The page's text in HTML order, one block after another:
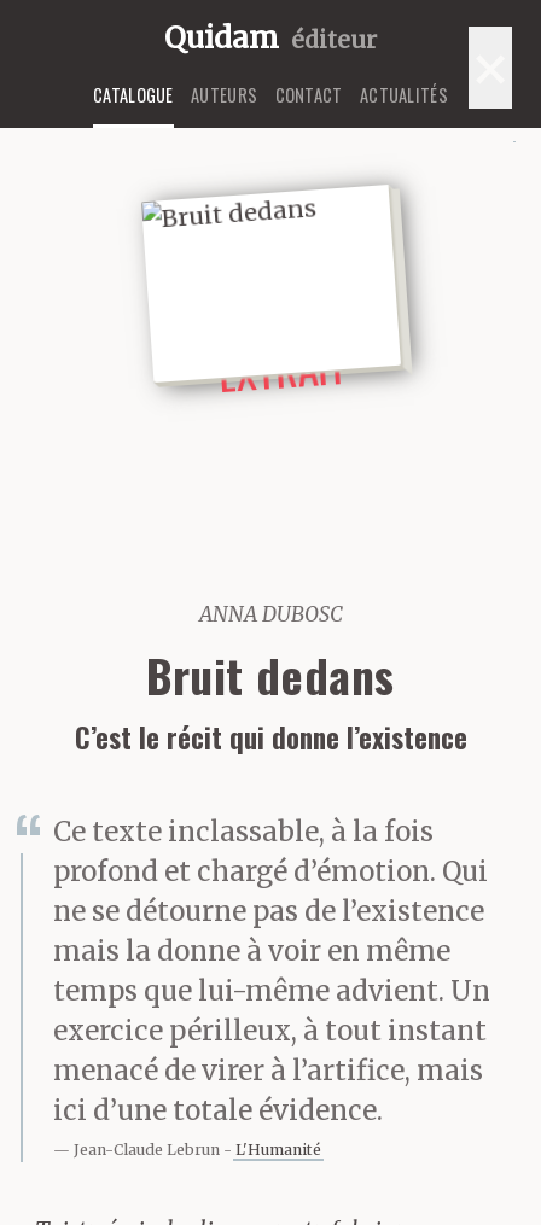
Quidam éditeur
CATALOGUE AUTEURS CONTACT ACTUALITÉS
EXTRAIT
ANNA DUBOSC
Bruit dedans
C’est le récit qui donne l’existence
Ce texte inclassable, à la fois
profond et chargé d’émotion. Qui
ne se détourne pas de l’existence
mais la donne à voir en même
temps que lui-même advient. Un
exercice périlleux, à tout instant
menacé de virer à l’artifice, mais
ici d’une totale évidence.
Jean-Claude Lebrun L'Humanité